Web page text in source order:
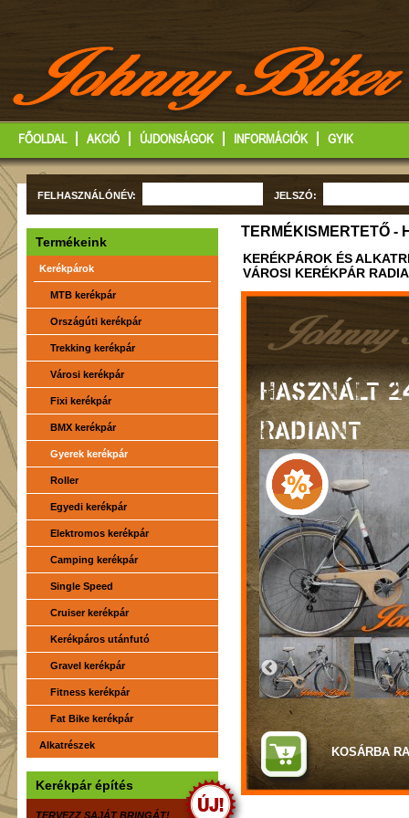
FŐOLDAL AKCIÓ ÚJDONSÁGOK INFORMÁCIÓK GYIK
FELHASZNÁLÓNÉV: JELSZÓ:
TERMÉKISMERTETŐ -
KERÉKPÁROK ÉS
VÁROSI KERÉKPÁR
HASZNÁLT
RADIANT
Termékeink
Kerékpárok
MTB kerékpár
Országúti kerékpár
Trekking kerékpár
Városi kerékpár
Fixi kerékpár
BMX kerékpár
Gyerek kerékpár
Roller
Egyedi kerékpár
Elektromos kerékpár
Camping kerékpár
Single Speed
Cruiser kerékpár
Kerékpáros utánfutó
Gravel kerékpár
Fitness kerékpár
Fat Bike kerékpár
Alkatrészek
Kerékpár építés
TERVEZZ SAJÁT BRINGÁT!